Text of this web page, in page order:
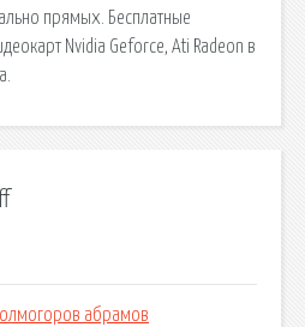
прямых. Бесплатные
Nvidia Geforce, Ati Radeon в
абрамов